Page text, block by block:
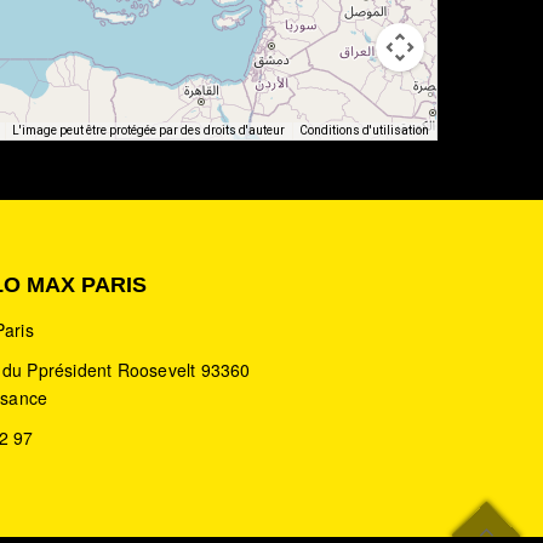
L'image peut être protégée par des droits d'auteur Conditions d'utilisation
MAX PARIS
Pprésident Roosevelt 93360
97